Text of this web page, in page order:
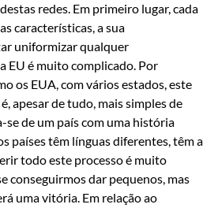
redes. Em primeiro lugar, cada
características, a sua
uniformizar qualquer
EU é muito complicado. Por
os EUA, com vários estados, este
apesar de tudo, mais simples de
de um país com uma história
países têm línguas diferentes, têm a
todo este processo é muito
conseguirmos dar pequenos, mas
uma vitória. Em relação ao